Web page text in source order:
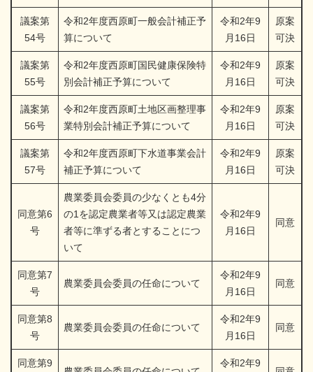
議案第
54号
令和2年度西原町一般会計補正予
算について
令和2年9
月16日
原案
可決
議案第
55号
令和2年度西原町国民健康保険特
別会計補正予算について
令和2年9
月16日
原案
可決
議案第
56号
令和2年度西原町土地区画整理事
業特別会計補正予算について
令和2年9
月16日
原案
可決
議案第
57号
令和2年度西原町下水道事業会計
補正予算について
令和2年9
月16日
原案
可決
同意第6
号
農業委員会委員の少なくとも4分
の1を認定農業者等又は認定農業
者等に準ずる者とすることにつ
いて
令和2年9
月16日
同意
同意第7
号
農業委員会委員の任命について
令和2年9
月16日
同意
同意第8
号
農業委員会委員の任命について
令和2年9
月16日
同意
同意第9 令和2年9